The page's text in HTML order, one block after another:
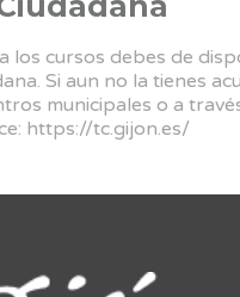
los cursos debes de
Si aun no la tienes
municipales o a
https://tc.gijon.es/